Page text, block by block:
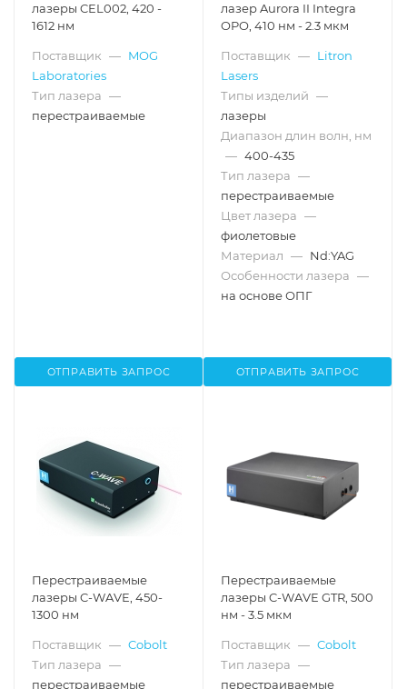
лазеры CEL002, 420 -
1612 нм
Поставщик — MOG
Laboratories
Тип лазера —
перестраиваемые
ОТПРАВИТЬ ЗАПРОС
лазер Aurora II Integra
OPO, 410 нм - 2.3 мкм
Поставщик — Litron
Lasers
Типы изделий —
лазеры
Диапазон длин волн, нм
— 400-435
Тип лазера —
перестраиваемые
Цвет лазера —
фиолетовые
Материал — Nd:YAG
Особенности лазера —
на основе ОПГ
ОТПРАВИТЬ ЗАПРОС
Перестраиваемые
лазеры C-WAVE, 450-
1300 нм
Поставщик — Cobolt
Тип лазера —
перестраиваемые
Перестраиваемые
лазеры C-WAVE GTR, 500
нм - 3.5 мкм
Поставщик — Cobolt
Тип лазера —
перестраиваемые